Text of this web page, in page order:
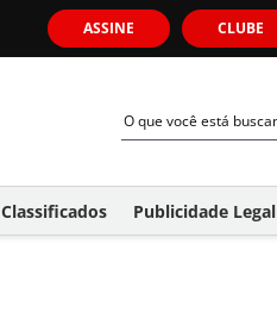
ASSINE CLUBE
Classificados Publicidade Legal